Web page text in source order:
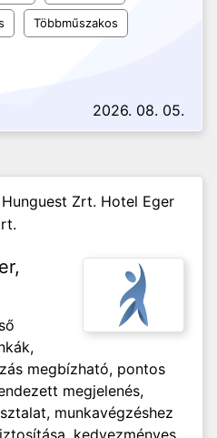
Többműszakos
2026. 08. 05.
Hunguest Zrt. Hotel Eger
megbízható, pontos
megjelenés,
munkavégzéshez
kedvezményes